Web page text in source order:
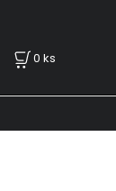
0 ks